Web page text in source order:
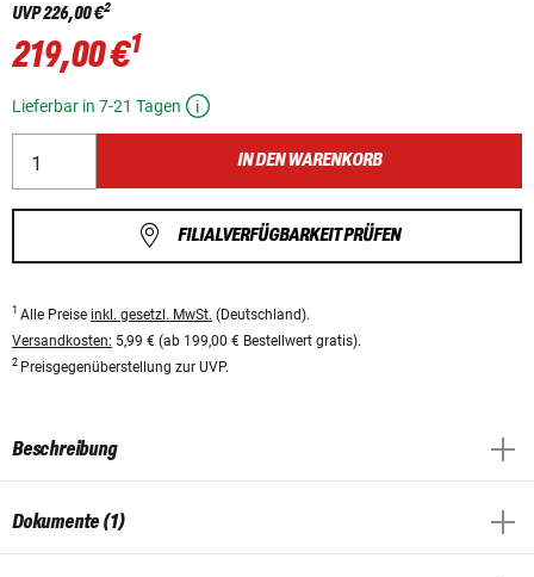
UVP226,00 €2
219,00 €1
Lieferbar in 7-21 Tagen
IN DEN WARENKORB
FILIALVERFÜGBARKEIT PRÜFEN
1 Alle Preise inkl. gesetzl. MwSt. (Deutschland).
Versandkosten: 5,99 € (ab 199,00 € Bestellwert gratis).
2 Preisgegenüberstellung zur UVP.
Beschreibung
Dokumente (1)